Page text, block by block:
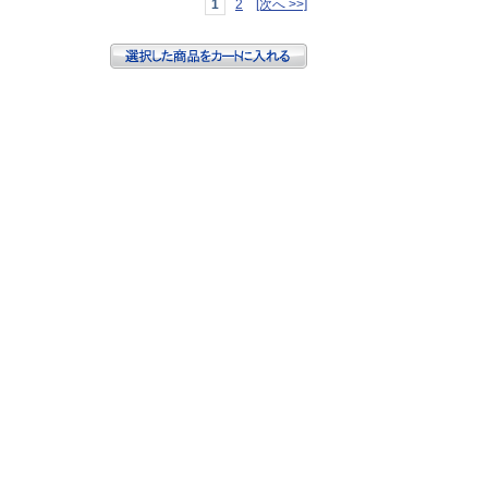
1 2 [次へ >>]